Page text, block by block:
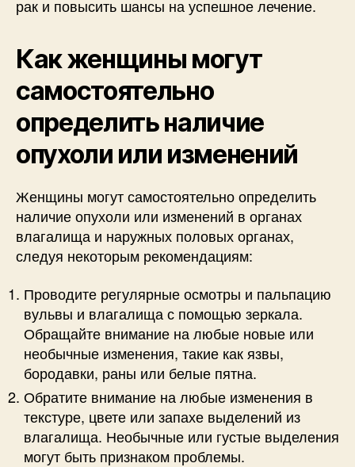
рак и повысить шансы на успешное лечение.
Как женщины могут
самостоятельно
определить наличие
опухоли или изменений
Женщины могут самостоятельно определить
наличие опухоли или изменений в органах
влагалища и наружных половых органах,
следуя некоторым рекомендациям:
Проводите регулярные осмотры и пальпацию
вульвы и влагалища с помощью зеркала.
Обращайте внимание на любые новые или
необычные изменения, такие как язвы,
бородавки, раны или белые пятна.
Обратите внимание на любые изменения в
текстуре, цвете или запахе выделений из
влагалища. Необычные или густые выделения
могут быть признаком проблемы.